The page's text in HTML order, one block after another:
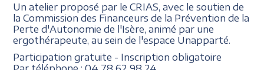
Un atelier proposé par le CRIAS, avec le soutien de
la Commission des Financeurs de la Prévention de la
Perte d'Autonomie de l'Isère, animé par une
ergothérapeute, au sein de l'espace Unapparté.
Participation gratuite - Inscription obligatoire
Par téléphone : 04 78 62 98 24